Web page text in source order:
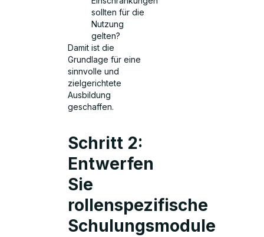
sollten für die
Nutzung
gelten?
Damit ist die
Grundlage für eine
sinnvolle und
zielgerichtete
Ausbildung
geschaffen.
Schritt 2:
Entwerfen
Sie
rollenspezifische
Schulungsmodule